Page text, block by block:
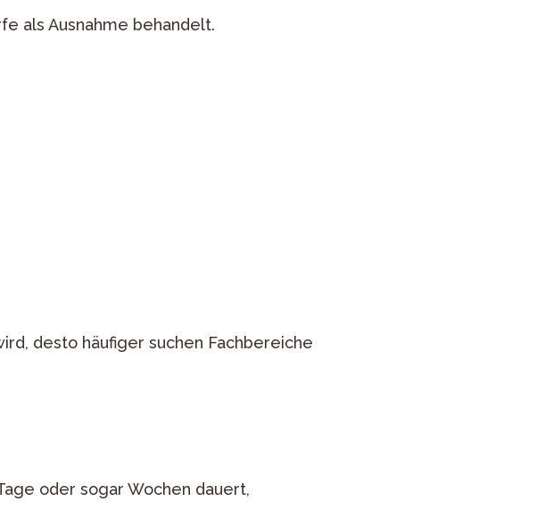
als Ausnahme behandelt.
desto häufiger suchen Fachbereiche
oder sogar Wochen dauert,